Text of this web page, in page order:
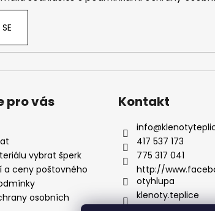
pro vás
vybrat šperk
a ceny poštovného
osobních
Kontakt
info@
417 537 173
775 317 041
http://
otyhlupa
klenoty.teplice